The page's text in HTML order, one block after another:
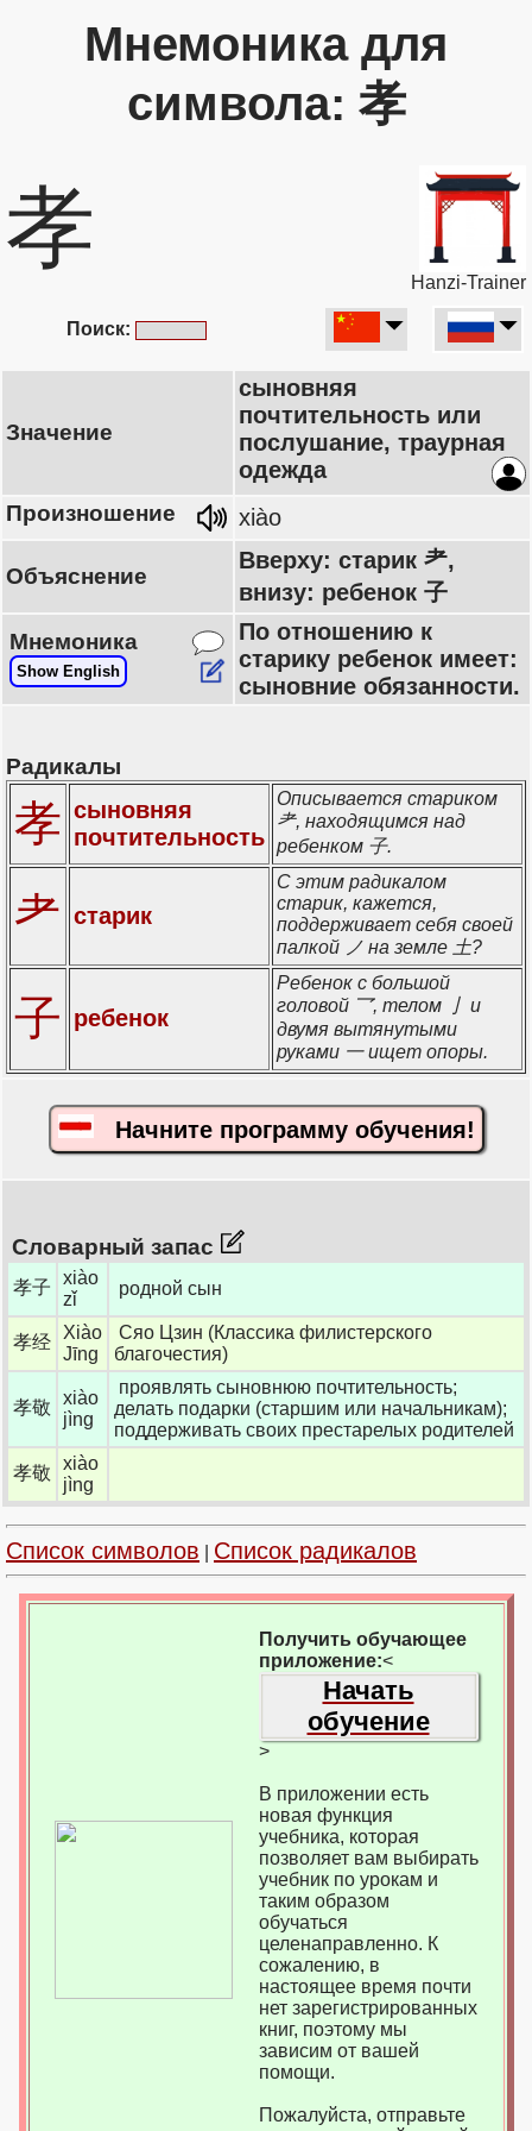
Мнемоника для
символа: 孝
孝
Hanzi-Trainer
Поиск:
Значение
сыновняя
почтительность или
послушание, траурная
одежда
Произношение xiào
Объяснение
Вверху: старик 耂,
внизу: ребенок 子
Мнемоника
Show English
По отношению к
старику ребенок имеет:
сыновние обязанности.
Радикалы
孝 сыновняя
почтительность
Описывается стариком
耂, находящимся над
ребенком 子.
耂 старик
С этим радикалом
старик, кажется,
поддерживает себя своей
палкой ノ на земле 土?
子 ребенок
Ребенок с большой
головой 乛, телом 亅 и
двумя вытянутыми
руками 一 ищет опоры.
Начните программу обучения!
Словарный запас
孝子
xiào
zǐ
родной сын
孝经
Xiào
Jīng
Сяо Цзин (Классика филистерского
благочестия)
孝敬
xiào
jìng
проявлять сыновнюю почтительность;
делать подарки (старшим или начальникам);
поддерживать своих престарелых родителей
孝敬
xiào
jìng
Список символов Список радикалов
Получить обучающее
приложение:<
Начать
обучение
>
В приложении есть
новая функция
учебника, которая
позволяет вам выбирать
учебник по урокам и
таким образом
обучаться
целенаправленно. К
сожалению, в
настоящее время почти
нет зарегистрированных
книг, поэтому мы
зависим от вашей
помощи.
Пожалуйста, отправьте